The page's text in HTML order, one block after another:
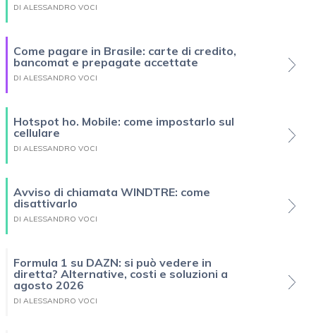
DI ALESSANDRO VOCI
Come pagare in Brasile: carte di credito,
bancomat e prepagate accettate
DI ALESSANDRO VOCI
Hotspot ho. Mobile: come impostarlo sul
cellulare
DI ALESSANDRO VOCI
Avviso di chiamata WINDTRE: come
disattivarlo
DI ALESSANDRO VOCI
Formula 1 su DAZN: si può vedere in
diretta? Alternative, costi e soluzioni a
agosto 2026
DI ALESSANDRO VOCI